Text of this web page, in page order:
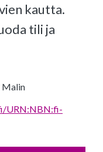
kautta.
tili ja
Malin
URN:NBN:fi-